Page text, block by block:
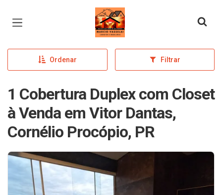
Página inicial
Ordenar Filtrar
1 Cobertura Duplex com Closet
à Venda em Vitor Dantas,
Cornélio Procópio, PR